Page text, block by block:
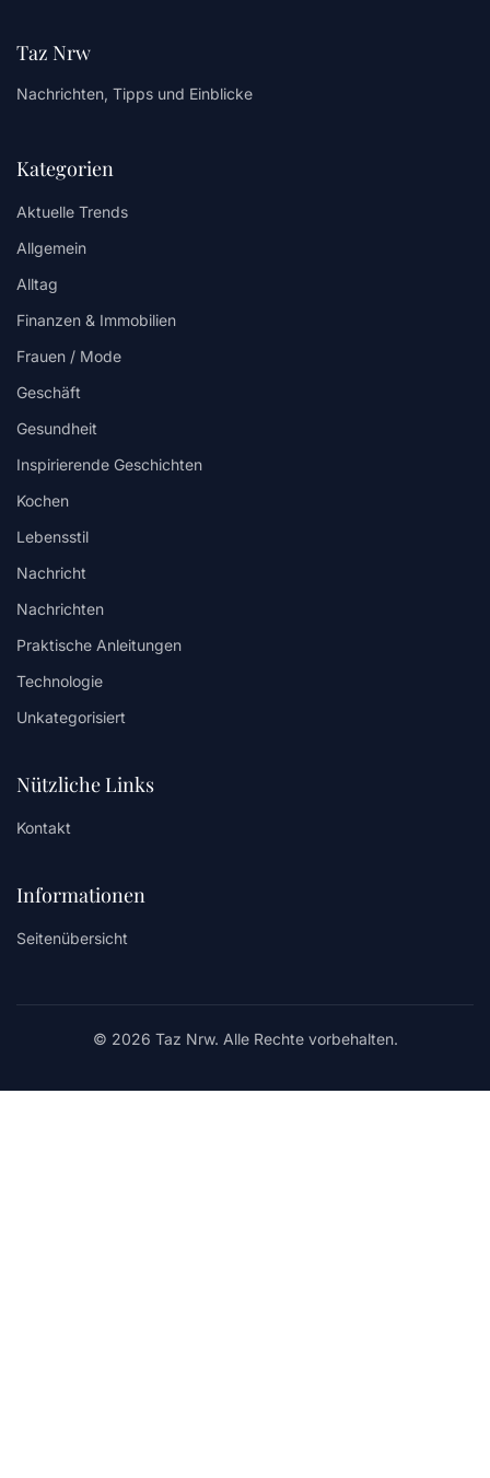
Taz Nrw
Nachrichten, Tipps und Einblicke
Kategorien
Aktuelle Trends
Allgemein
Alltag
Finanzen & Immobilien
Frauen / Mode
Geschäft
Gesundheit
Inspirierende Geschichten
Kochen
Lebensstil
Nachricht
Nachrichten
Praktische Anleitungen
Technologie
Unkategorisiert
Nützliche Links
Kontakt
Informationen
Seitenübersicht
© 2026 Taz Nrw. Alle Rechte vorbehalten.